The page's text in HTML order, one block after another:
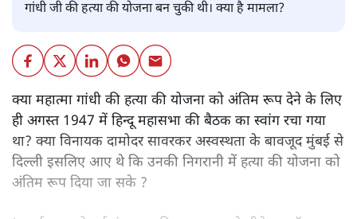
गांधी जी की हत्या की योजना बन चुकी थी। क्या है मामला?
क्या महात्मा गांधी की हत्या की योजना को अंतिम रूप देने के लिए
ही अगस्त 1947 में हिन्दू महासभा की बैठक का स्वांग रचा गया
था? क्या विनायक दामोदर सावरकर अस्वस्थता के बावजूद मुंबई से
दिल्ली इसलिए आए थे कि उनकी निगरानी में हत्या की योजना को
अंतिम रूप दिया जा सके ?